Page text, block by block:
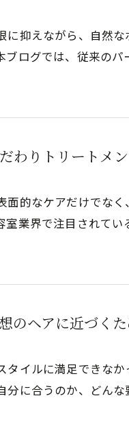
に抑えながら、自然
ブログでは、従来の
わりトリートメ
面的なケアだけでな
業界で注目されて
のヘアに近づく
タイルに満足できな
分に合うのか、どん